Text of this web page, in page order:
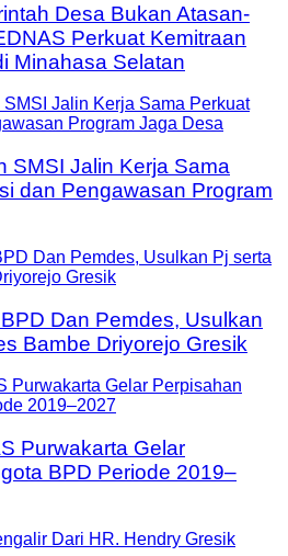
Desa Bukan Atasan-
Perkuat Kemitraan
Minahasa Selatan
SMSI Jalin Kerja Sama
dan Pengawasan Program
Dan Pemdes, Usulkan
Bambe Driyorejo Gresik
Purwakarta Gelar
BPD Periode 2019–